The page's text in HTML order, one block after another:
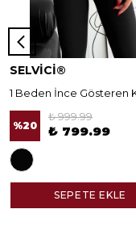
SELVİCİ®
%20
₺ 999.99
₺ 799.99
SEPETE EKLE